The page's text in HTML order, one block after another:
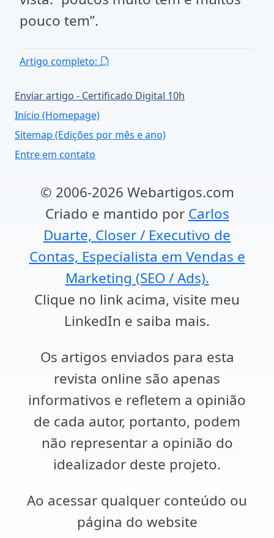
pouco tem”.
Artigo completo:
Enviar artigo - Certificado Digital 10h
Início (Homepage)
Sitemap (Edições por mês e ano)
Entre em contato
© 2006-2026 Webartigos.com
Criado e mantido por Carlos
Duarte, Closer / Executivo de
Contas, Especialista em Vendas e
Marketing (SEO / Ads).
Clique no link acima, visite meu
LinkedIn e saiba mais.
Os artigos enviados para esta
revista online são apenas
informativos e refletem a opinião
de cada autor, portanto, podem
não representar a opinião do
idealizador deste projeto.
Ao acessar qualquer conteúdo ou
página do website